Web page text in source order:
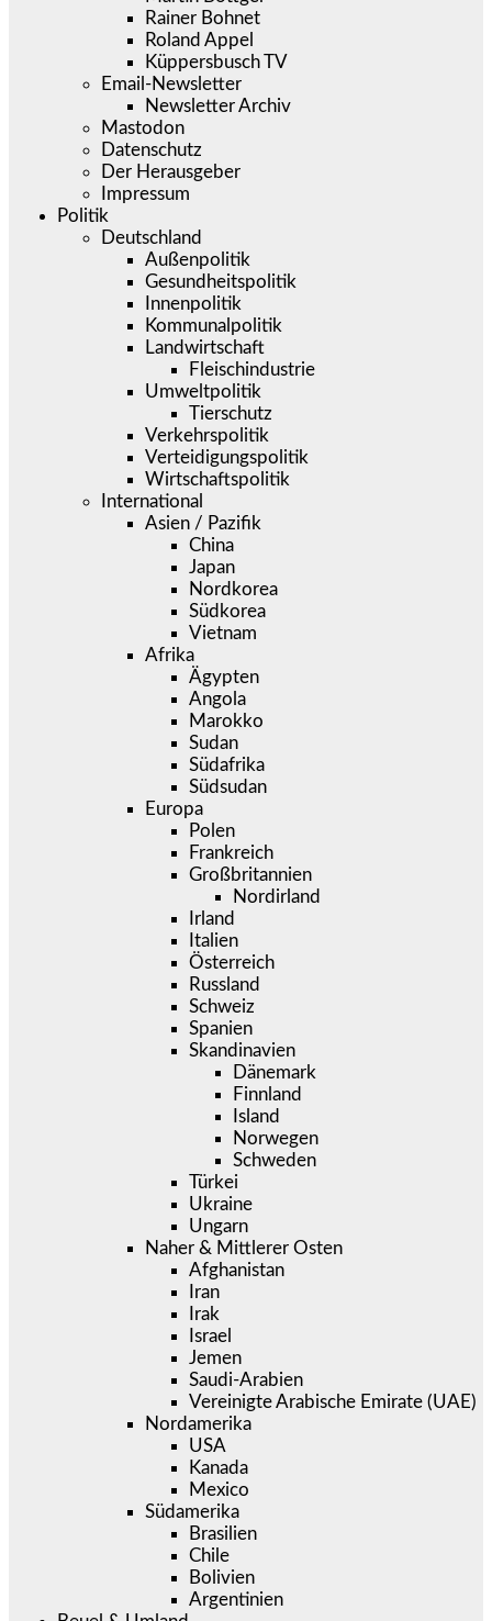
Rainer Bohnet
Roland Appel
Küppersbusch TV
Email-Newsletter
Newsletter Archiv
Mastodon
Datenschutz
Der Herausgeber
Impressum
Politik
Deutschland
Außenpolitik
Gesundheitspolitik
Innenpolitik
Kommunalpolitik
Landwirtschaft
Fleischindustrie
Umweltpolitik
Tierschutz
Verkehrspolitik
Verteidigungspolitik
Wirtschaftspolitik
International
Asien / Pazifik
China
Japan
Nordkorea
Südkorea
Vietnam
Afrika
Ägypten
Angola
Marokko
Sudan
Südafrika
Südsudan
Europa
Polen
Frankreich
Großbritannien
Nordirland
Irland
Italien
Österreich
Russland
Schweiz
Spanien
Skandinavien
Dänemark
Finnland
Island
Norwegen
Schweden
Türkei
Ukraine
Ungarn
Naher & Mittlerer Osten
Afghanistan
Iran
Irak
Israel
Jemen
Saudi-Arabien
Vereinigte Arabische Emirate (UAE)
Nordamerika
USA
Kanada
Mexico
Südamerika
Brasilien
Chile
Bolivien
Argentinien